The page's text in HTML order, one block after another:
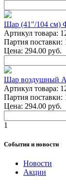
Шар (41"/104 см)
Артикул товара:
Партия поставки:
Цена: 294.00 руб.
Шар воздушный
Артикул товара:
Партия поставки:
Цена: 294.00 руб.
1
События и новости
Новости
Акции